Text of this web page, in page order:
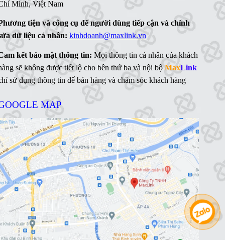
Minh, Việt Nam
tiện và công cụ để người dùng tiếp cận và chỉnh
dữ liệu cá nhân: kinhdoanh@maxlink.vn
kết bảo mật thông tin: Mọi thông tin cá nhân của khách
sẽ không được tiết lộ cho bên thứ ba và nội bộMaxLink
sử dụng thông tin để bán hàng và chăm sóc khách hàng
MAP